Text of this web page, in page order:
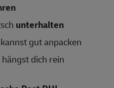
unterhalten
gut anpacken
dich rein